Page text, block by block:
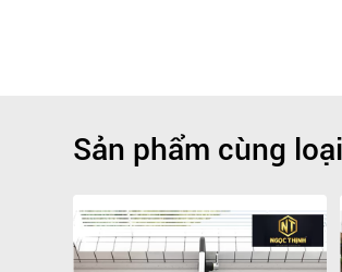
Sản phẩm cùng loại